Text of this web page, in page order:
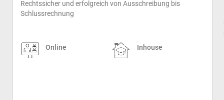
Rechtssicher und erfolgreich von Ausschreibung bis
Schlussrechnung
Online Inhouse